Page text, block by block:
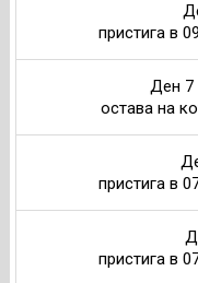
пристига в
Ден 7
остава на
пристига в
пристига в